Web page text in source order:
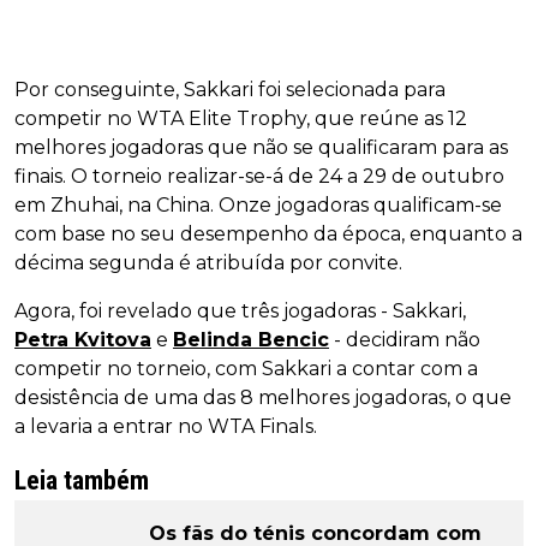
Por conseguinte, Sakkari foi selecionada para
competir no WTA Elite Trophy, que reúne as 12
melhores jogadoras que não se qualificaram para as
finais. O torneio realizar-se-á de 24 a 29 de outubro
em Zhuhai, na China. Onze jogadoras qualificam-se
com base no seu desempenho da época, enquanto a
décima segunda é atribuída por convite.
Agora, foi revelado que três jogadoras - Sakkari,
Petra Kvitova e Belinda Bencic - decidiram não
competir no torneio, com Sakkari a contar com a
desistência de uma das 8 melhores jogadoras, o que
a levaria a entrar no WTA Finals.
Leia também
Os fãs do ténis concordam com